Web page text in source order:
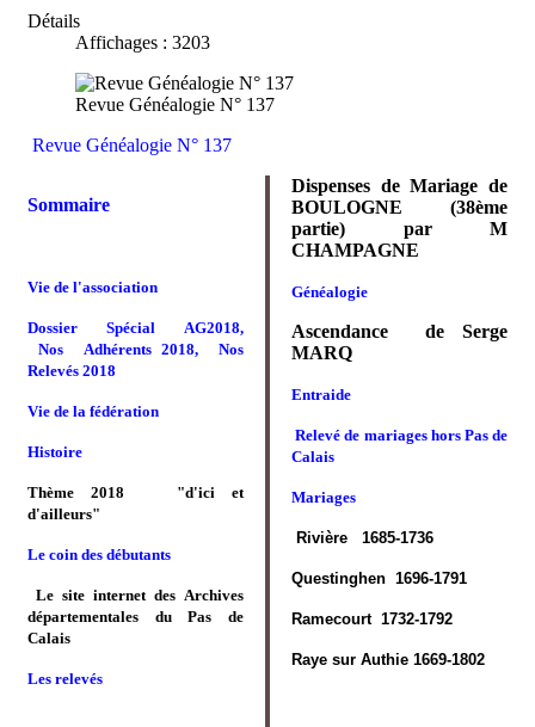
Détails
Affichages : 3203
Revue Généalogie N° 137
Revue Généalogie N° 137
Sommaire
Vie de l'association
Dossier Spécial AG2018,
Nos Adhérents 2018, Nos
Relevés 2018
Vie de la fédération
Histoire
Thème 2018 "d'ici et
d'ailleurs"
Le coin des débutants
Le site internet des Archives
départementales du Pas de
Calais
Les relevés
Dispenses de Mariage de
BOULOGNE (38ème
partie) par M
CHAMPAGNE
Généalogie
Ascendance de Serge
MARQ
Entraide
Relevé de mariages hors Pas de
Calais
Mariages
Rivière 1685-1736
Questinghen 1696-1791
Ramecourt 1732-1792
Raye sur Authie 1669-1802